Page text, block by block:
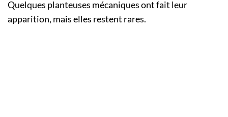
Quelques planteuses mécaniques ont fait leur
apparition, mais elles restent rares.